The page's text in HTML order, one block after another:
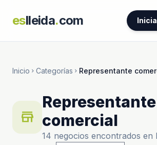
eslleida.com
Inicio chevron_right Categorías chevron_right Representante
store
Representante
comercial
14 negocios encontrados en